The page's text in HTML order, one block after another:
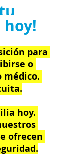
para
o
médico.
hoy.
ofrecen